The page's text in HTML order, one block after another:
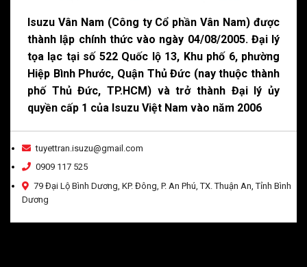
Isuzu Vân Nam (Công ty Cổ phần Vân Nam) được
thành lập chính thức vào ngày 04/08/2005. Đại lý
tọa lạc tại số 522 Quốc lộ 13, Khu phố 6, phường
Hiệp Bình Phước, Quận Thủ Đức (nay thuộc thành
phố Thủ Đức, TP.HCM) và trở thành Đại lý ủy
quyền cấp 1 của Isuzu Việt Nam vào năm 2006
tuyettran.isuzu@gmail.com
0909 117 525
79 Đại Lộ Bình Dương, KP. Đông, P. An Phú, TX. Thuận An, Tỉnh Bình
Dương